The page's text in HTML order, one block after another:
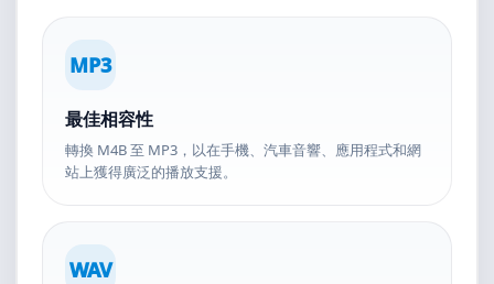
MP3
最佳相容性
轉換 M4B 至 MP3，以在手機、汽車音響、應用程式和網
站上獲得廣泛的播放支援。
WAV